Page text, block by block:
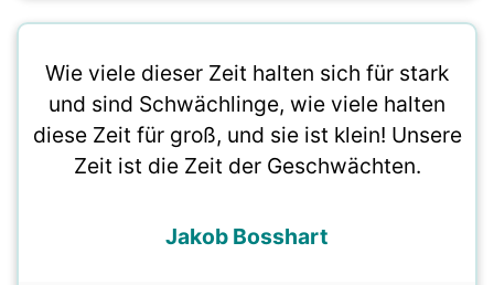
Wie viele dieser Zeit halten sich für stark
und sind Schwächlinge, wie viele halten
diese Zeit für groß, und sie ist klein! Unsere
Zeit ist die Zeit der Geschwächten.
Jakob Bosshart